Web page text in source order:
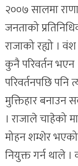
२००७ सालमा
जनताको
राजाको रह्यो ।
कुनै परिवर्तन
परिवर्तनपछि पनि
मुक्तिहार बनाउन
। राजाले चाहेको
मोहन शम्शेर भएको
नियुक्त गर्न थाले